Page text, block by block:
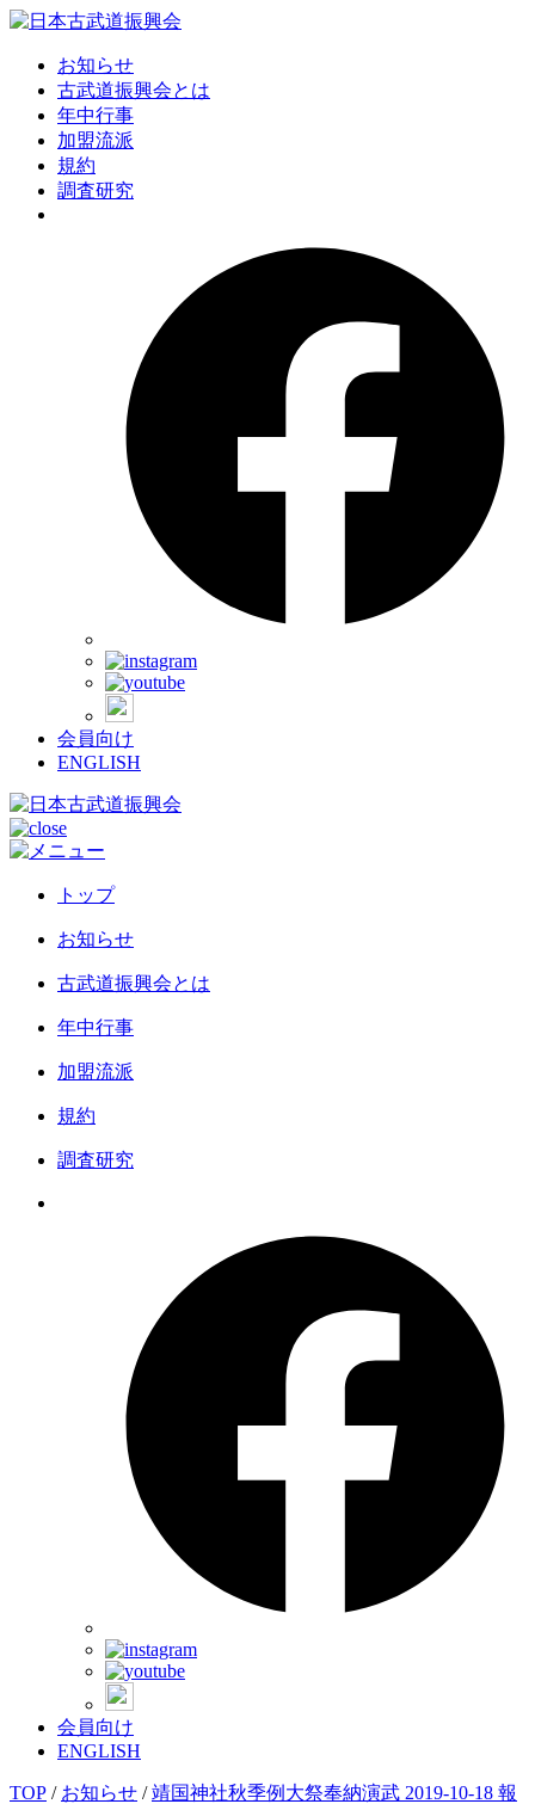
お知らせ
古武道振興会とは
年中行事
加盟流派
規約
調査研究
会員向け
ENGLISH
トップ
お知らせ
古武道振興会とは
年中行事
加盟流派
規約
調査研究
会員向け
ENGLISH
TOP / お知らせ /靖国神社秋季例大祭奉納演武 2019-10-18 報